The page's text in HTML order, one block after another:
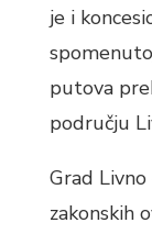
je i
putova
području
Grad
zakonskih